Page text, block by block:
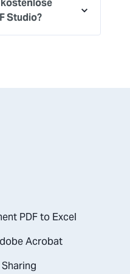
Studio?
PDF to Excel
Acrobat